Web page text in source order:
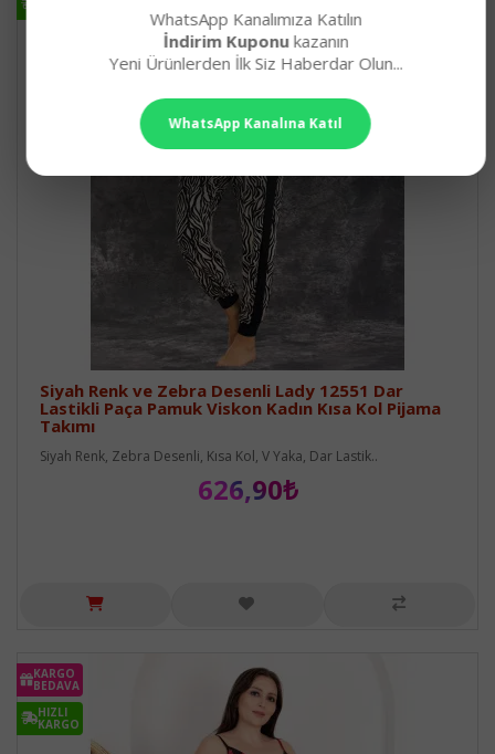
Siyah Renk ve Zebra Desenli Lady 12551 Dar
Lastikli Paça Pamuk Viskon Kadın Kısa Kol Pijama
Takımı
Siyah Renk, Zebra Desenli, Kısa Kol, V Yaka, Dar Lastik..
626,90₺
KARGO
BEDAVA
HIZLI
KARGO
WhatsApp Kanalımıza Katılın
İndirim Kuponukazanın
Yeni Ürünlerden İlk Siz Haberdar Olun...
WhatsApp Kanalına Katıl